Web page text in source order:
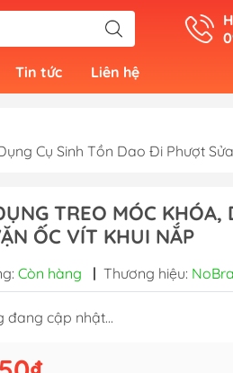
Tin tức Liên hệ
Cụ Sinh Tồn Dao Đi Phượt
TREO MÓC KHÓA,
ỐC VÍT KHUI NẮP
Còn hàng | Thương hiệu:
đang cập nhật...